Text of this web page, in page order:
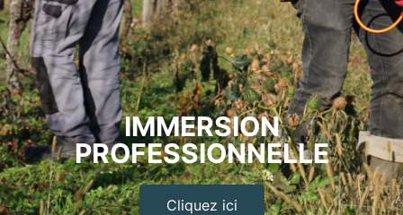
IMMERSION
PROFESSIONNELLE
Cliquez ici